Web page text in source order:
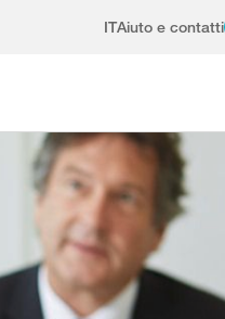
ITAiuto e contatti